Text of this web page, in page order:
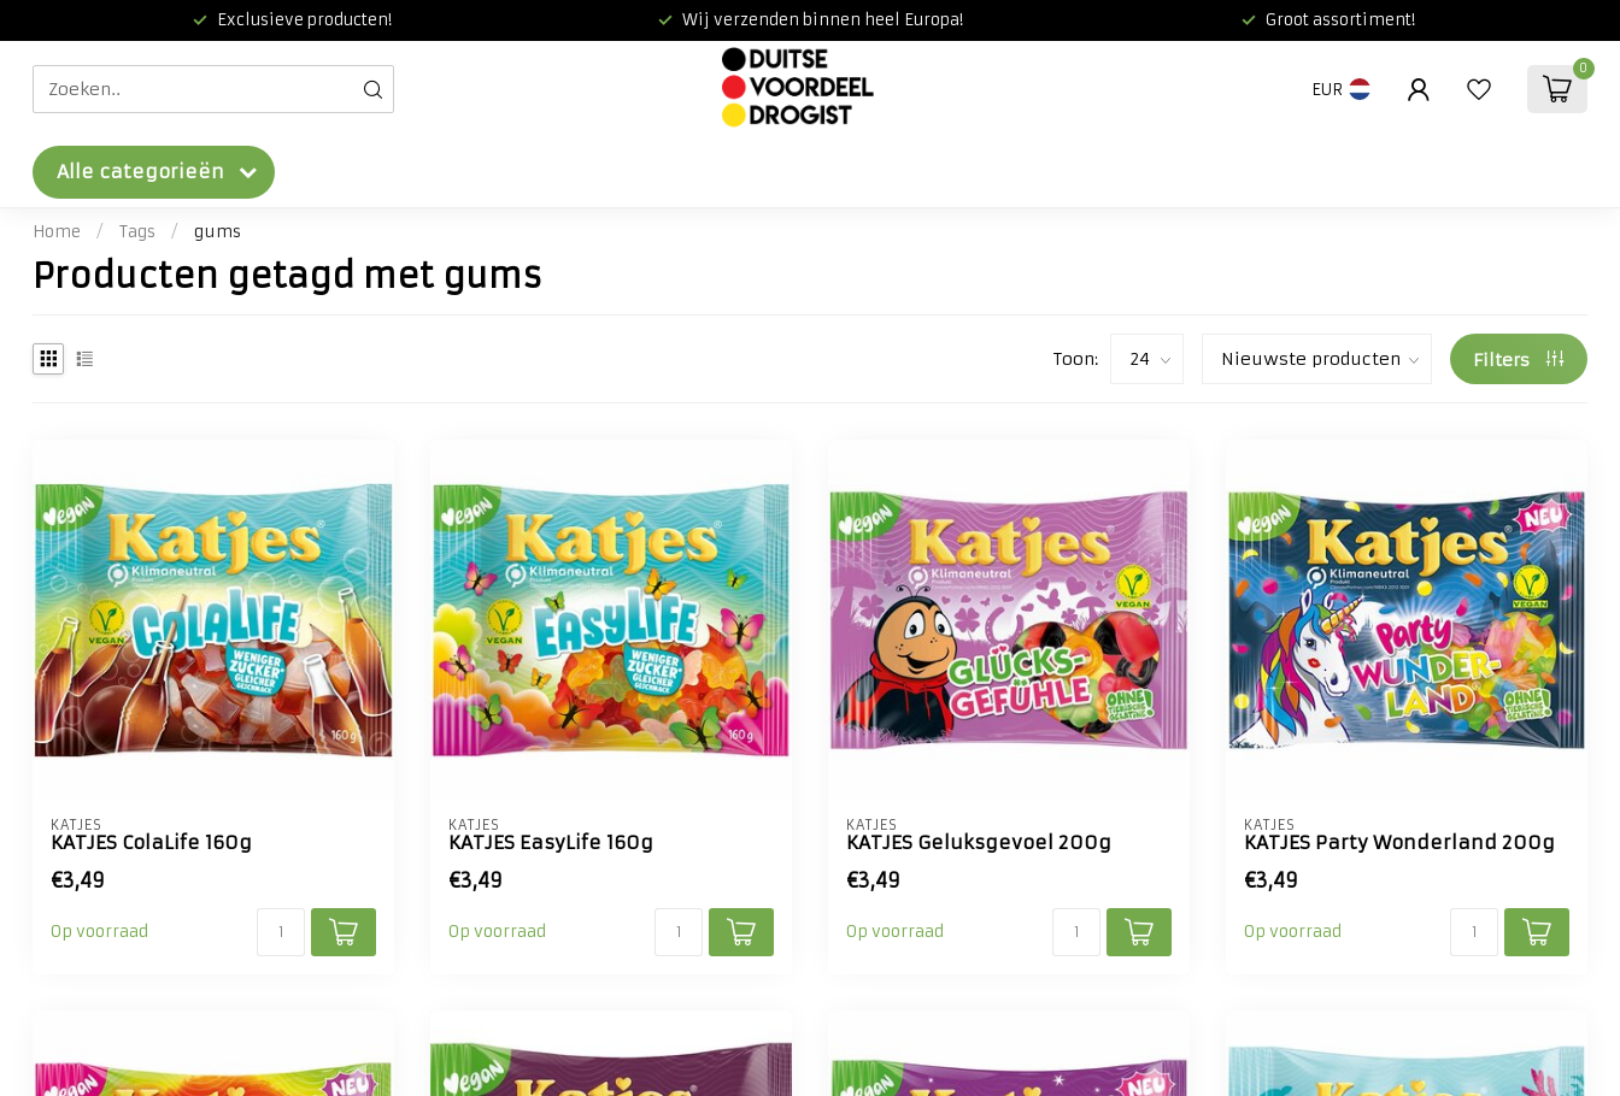
Exclusieve producten! Wij verzenden binnen heel Europa! Groot assortiment!
EUR
0
Alle categorieën
Home / Tags / gums
Producten getagd met gums
Toon: Filters
KATJES
KATJES ColaLife 160g
€3,49
Op voorraad
KATJES
KATJES EasyLife 160g
€3,49
Op voorraad
KATJES
KATJES Geluksgevoel 200g
€3,49
Op voorraad
KATJES
KATJES Party Wonderland 200g
€3,49
Op voorraad